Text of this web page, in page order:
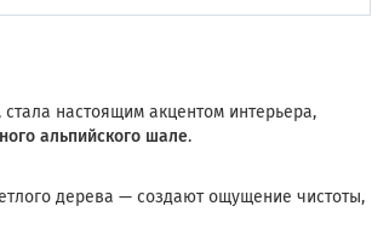
стала настоящим акцентом интерьера,
альпийского шале.
дерева — создают ощущение чистоты,